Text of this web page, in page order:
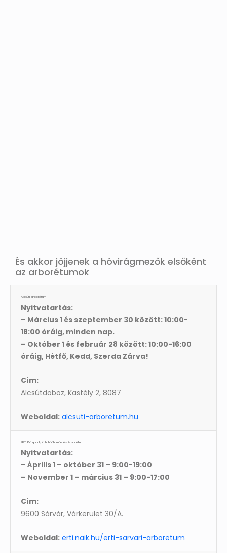
És akkor jöjjenek a hóvirágmezők elsőként
az arborétumok
Alcsúti arborétum
Nyitvatartás:
– Március 1 és szeptember 30 között: 10:00-
18:00 óráig, minden nap.
– Október 1 és február 28 között: 10:00-16:00
óráig, Hétfő, Kedd, Szerda Zárva!
Cím:
Alcsútdoboz, Kastély 2, 8087
Weboldal: alcsuti-arboretum.hu
ERTI Központ, Kutatóállomás és Arborétum
Nyitvatartás:
– Április 1 – október 31 – 9:00-19:00
– November 1 – március 31 – 9:00-17:00
Cím:
9600 Sárvár, Várkerület 30/A.
Weboldal: erti.naik.hu/erti-sarvari-arboretum